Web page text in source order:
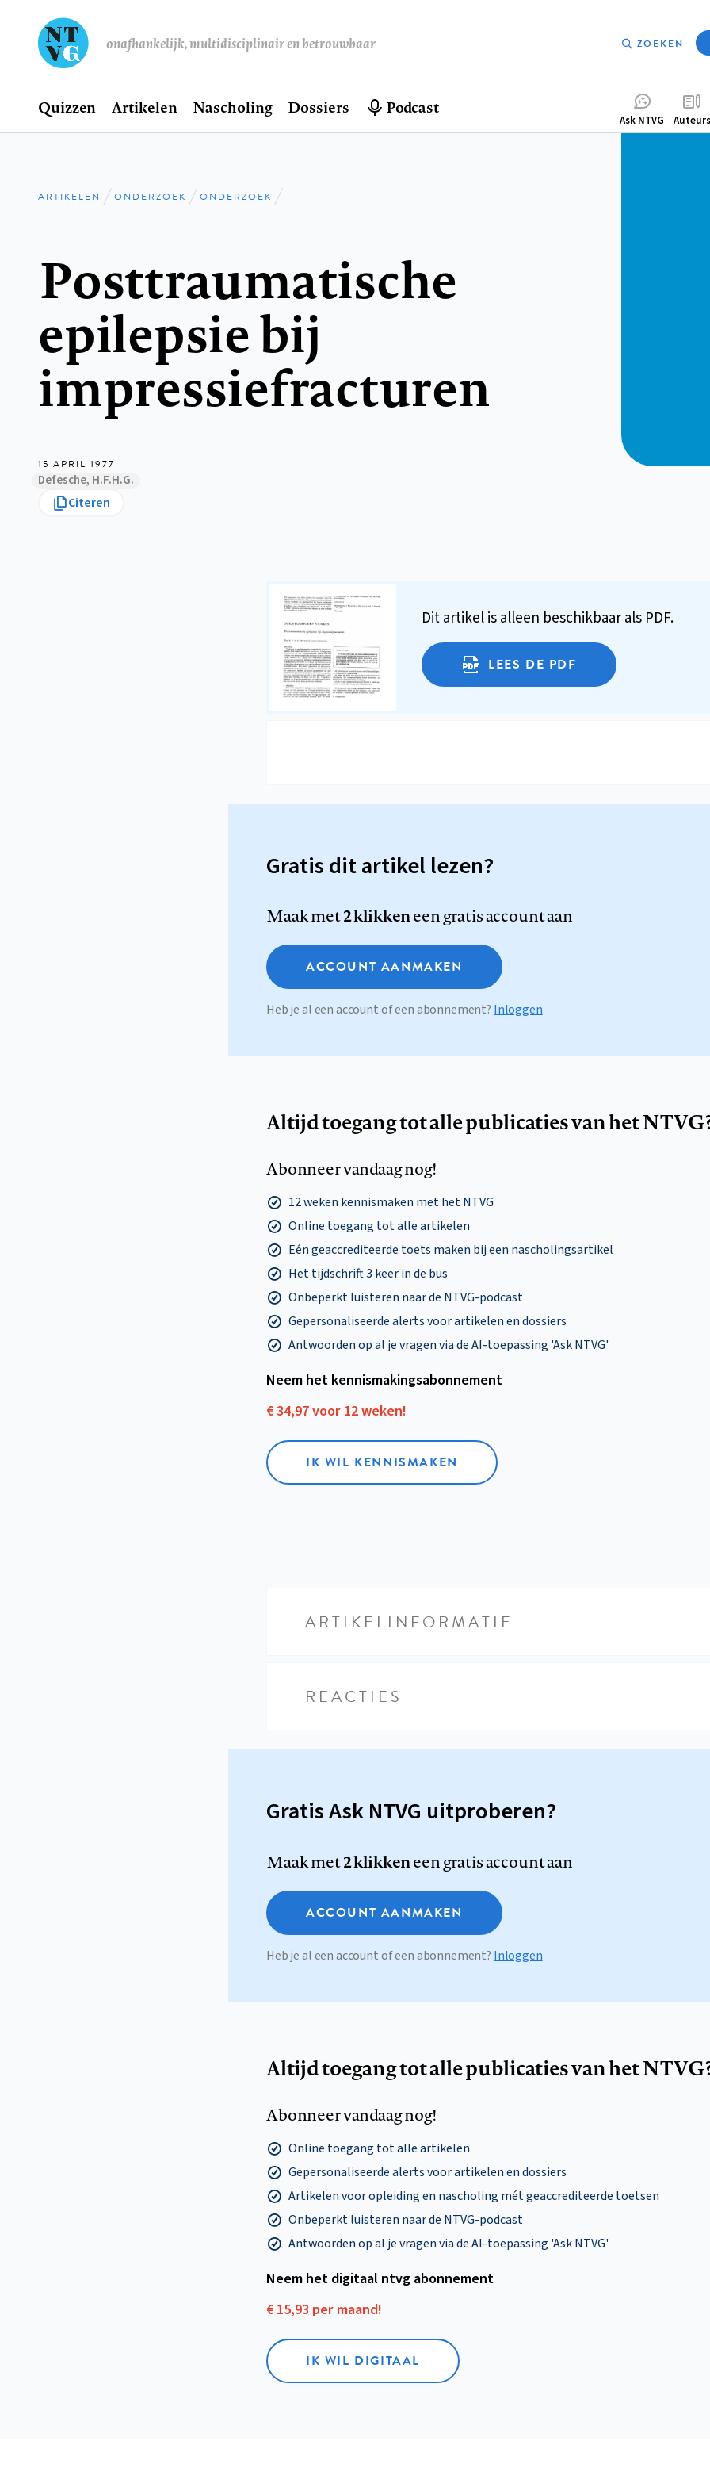
onafhankelijk, multidisciplinair en betrouwbaar ZOEKEN
Hoofdnavigatie
Home
Quizzen Artikelen Nascholing Dossiers Podcast
Ask NTVG Auteurs
Kruimelpad
ARTIKELEN ONDERZOEK ONDERZOEK
Posttraumatische
epilepsie bij
impressiefracturen
15 APRIL 1977
Defesche, H.F.H.G.
Citeren
Dit artikel is alleen beschikbaar als PDF.
LEES DE PDF
Gratis dit artikel lezen?
Maak met2 klikkeneen gratis account aan
ACCOUNT AANMAKEN
Heb je al een account of een abonnement? Inloggen
Altijd toegang tot alle publicaties van het
Abonneer vandaag nog!
12 weken kennismaken met het NTVG
Online toegang tot alle artikelen
Eén geaccrediteerde toets maken bij een nascholingsartikel
Het tijdschrift 3 keer in de bus
Onbeperkt luisteren naar de NTVG-podcast
Gepersonaliseerde alerts voor artikelen en dossiers
Antwoorden op al je vragen via de AI-toepassing 'Ask NTVG'
Neem het kennismakings­abonnement
€ 34,97 voor 12 weken!
IK WIL KENNISMAKEN
ARTIKELINFORMATIE
REACTIES
Gratis Ask NTVG uitproberen?
Maak met2 klikkeneen gratis account aan
ACCOUNT AANMAKEN
Heb je al een account of een abonnement? Inloggen
Altijd toegang tot alle publicaties van het
Abonneer vandaag nog!
Online toegang tot alle artikelen
Gepersonaliseerde alerts voor artikelen en dossiers
Artikelen voor opleiding en nascholing mét geaccrediteerde toetsen
Onbeperkt luisteren naar de NTVG-podcast
Antwoorden op al je vragen via de AI-toepassing 'Ask NTVG'
Neem het digitaal ntvg abonnement
€ 15,93 per maand!
IK WIL DIGITAAL